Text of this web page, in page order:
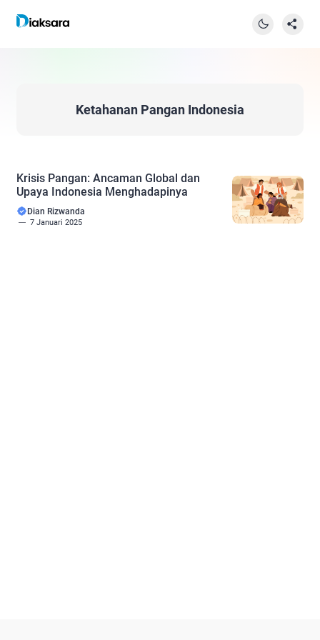
Ketahanan Pangan Indonesia
Krisis Pangan: Ancaman Global dan
Upaya Indonesia Menghadapinya
Dian Rizwanda
7 Januari 2025